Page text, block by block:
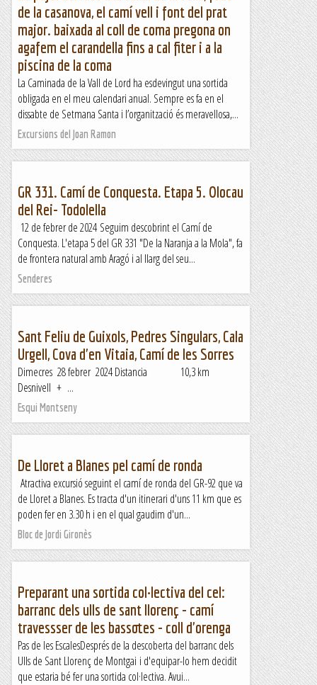
de la casanova, el camí vell i font del prat
major. baixada al coll de coma pregona on
agafem el carandella fins a cal fiter i a la
piscina de la coma
La Caminada de la Vall de Lord ha esdevingut una sortida
obligada en el meu calendari anual. Sempre es fa en el
dissabte de Setmana Santa i l’organització és meravellosa,...
Excursions del Joan Ramon
GR 331. Camí de Conquesta. Etapa 5. Olocau
del Rei- Todolella
12 de febrer de 2024 Seguim descobrint el Camí de
Conquesta. L'etapa 5 del GR 331 "De la Naranja a la Mola", fa
de frontera natural amb Aragó i al llarg del seu...
Senderes
Sant Feliu de Guixols, Pedres Singulars, Cala
Urgell, Cova d'en Vitaia, Camí de les Sorres
Dimecres 28 febrer 2024 Distancia 10,3 km
Desnivell + ...
Esqui Montseny
De Lloret a Blanes pel camí de ronda
Atractiva excursió seguint el camí de ronda del GR-92 que va
de Lloret a Blanes. Es tracta d'un itinerari d'uns 11 km que es
poden fer en 3.30 h i en el qual gaudim d'un...
Bloc de Jordi Gironès
Preparant una sortida col·lectiva del cel:
barranc dels ulls de sant llorenç - camí
travessser de les bassotes - coll d'orenga
Pas de les EscalesDesprés de la descoberta del barranc dels
Ulls de Sant Llorenç de Montgai i d'equipar-lo hem decidit
que estaria bé fer una sortida col·lectiva. Avui...